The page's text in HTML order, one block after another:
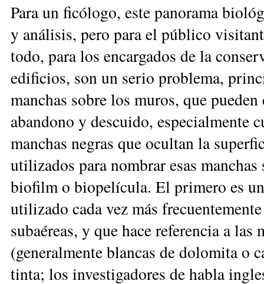
Para un ficólogo, este panorama
y análisis, pero para el público
todo, para los encargados de la
edificios, son un serio problema,
manchas sobre los muros, que
abandono y descuido, especialmente
manchas negras que ocultan la
utilizados para nombrar esas
biofilm o biopelícula. El primero es
utilizado cada vez más
subaéreas, y que hace referencia a las
(generalmente blancas de dolomita o
tinta; los investigadores de habla